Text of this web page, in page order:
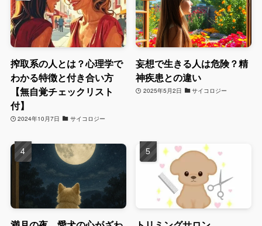
搾取系の人とは？心理学で
わかる特徴と付き合い方
【無自覚チェックリスト
付】
2024年10月7日 サイコロジー
妄想で生きる人は危険？精
神疾患との違い
2025年5月2日 サイコロジー